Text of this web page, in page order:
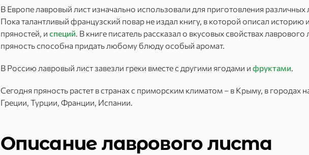
В Европе лавровый лист изначально использовали для приготовления различных
Пока талантливый французский повар не издал книгу, в которой описал историю
пряностей, и специй. В книге писатель рассказал о вкусовых свойствах лаврового
пряность способна придать любому блюду особый аромат.
В Россию лавровый лист завезли греки вместе с другими ягодами и фруктами.
Сегодня пряность растет в странах с приморским климатом – в Крыму, в городах
Греции, Турции, Франции, Испании.
Описание лаврового листа